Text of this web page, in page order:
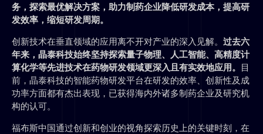
务，探索最优解决方案，助力制药企业降低研发成本，提高研
发效率，缩短研发周期。
创新技术在垂直领域的应用离不开对产业的深入见解。 过去六
年来，晶泰科技始终坚持探索量子物理、人工智能、高精度计
算化学等先进技术在药物研发领域更深入且有实效地应用。
目
前，晶泰科技的智能药物研发平台在研发的效率、创新性及成
功率方面都有杰出表现，已获得海内外诸多制药企业及研究机
构的认可。
福布斯中国通过创新和创业的视角探索历史上的关键时刻，在